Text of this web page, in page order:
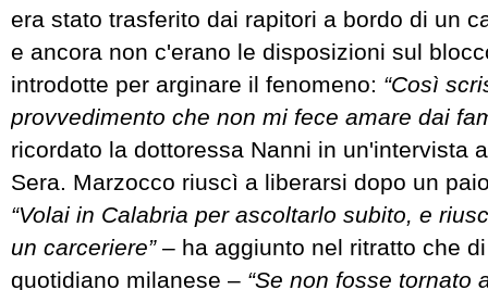
era stato trasferito dai rapitori a bordo di un
e ancora non c'erano le disposizioni sul
introdotte per arginare il fenomeno: “Così
provvedimento che non mi fece amare dai
ricordato la dottoressa Nanni in un'intervista
Sera. Marzocco riuscì a liberarsi dopo un
“Volai in Calabria per ascoltarlo subito, e
un carceriere”– ha aggiunto nel ritratto che
quotidiano milanese – “Se non fosse tornato